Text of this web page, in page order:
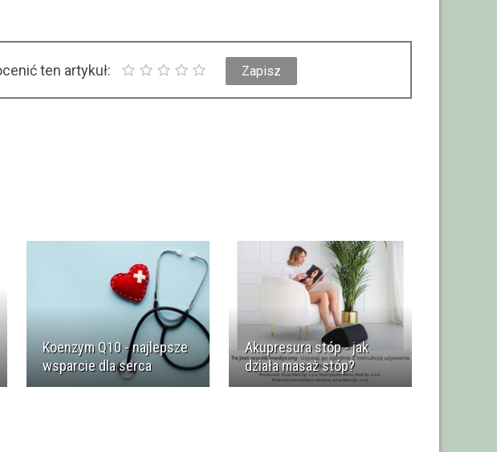
ten artykuł:
Koenzym Q10 - najlepsze
wsparcie dla serca
Akupresura stóp - jak
działa masaż stóp?